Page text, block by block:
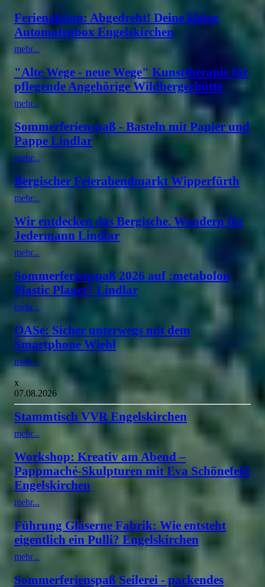
Ferienaktion: Abgedreht! Deine kleine
Automatenbox Engelskirchen
mehr...
"Alte Wege - neue Wege" Kunsttherapie für
pflegende Angehörige Wildbergerhütte
mehr...
Sommerferienspaß - Basteln mit Papier und
Pappe Lindlar
mehr...
Bergischer Feierabendmarkt Wipperfürth
mehr...
Wir entdecken das Bergische. Wandern für
Jedermann Lindlar
mehr...
Sommerferienspaß 2026 auf :metabolon
Plastic Planet? Lindlar
mehr...
OASe: Sicher unterwegs mit dem
Smartphone Wiehl
mehr...
x
07.08.2026
Stammtisch VVR Engelskirchen
mehr...
Workshop: Kreativ am Abend –
Pappmaché-Skulpturen mit Eva Schönefeld
Engelskirchen
mehr...
Führung Gläserne Fabrik: Wie entsteht
eigentlich ein Pulli? Engelskirchen
mehr...
Sommerferienspaß Seilerei - packendes